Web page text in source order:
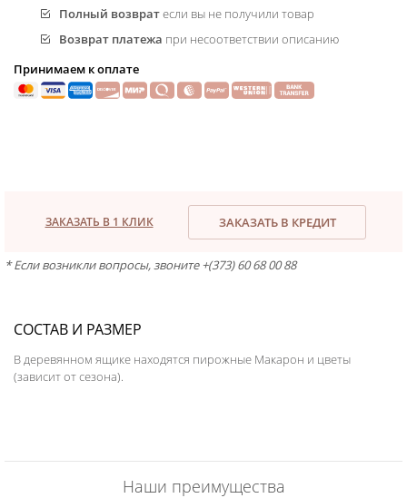
Полный возвратесли вы не получили товар
Возврат платежа при несоответствии описанию
Принимаем к оплате
ЗАКАЗАТЬ В 1 КЛИК ЗАКАЗАТЬ В КРЕДИТ
* Если возникли вопросы, звоните +(373) 60 68 00 88
СОСТАВ И РАЗМЕР
В деревянном ящике находятся пирожные Макарон и цветы
(зависит от сезона).
Наши преимущества